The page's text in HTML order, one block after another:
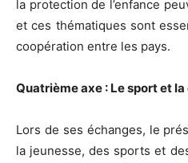
la protection de l’enfance
et ces thématiques sont
coopération entre les pays.
Quatrième axe : Le sport et
Lors de ses échanges, le
la jeunesse, des sports et